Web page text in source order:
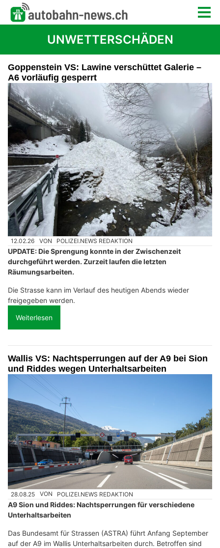
UNWETTERSCHÄDEN
Goppenstein VS: Lawine verschüttet Galerie –
A6 vorläufig gesperrt
12.02.26 VON POLIZEI.NEWS REDAKTION
UPDATE: Die Sprengung konnte in der Zwischenzeit
durchgeführt werden. Zurzeit laufen die letzten
Räumungsarbeiten.
Die Strasse kann im Verlauf des heutigen Abends wieder
freigegeben werden.
Weiterlesen
Wallis VS: Nachtsperrungen auf der A9 bei Sion
und Riddes wegen Unterhaltsarbeiten
28.08.25 VON POLIZEI.NEWS REDAKTION
A9 Sion und Riddes: Nachtsperrungen für verschiedene
Unterhaltsarbeiten
Das Bundesamt für Strassen (ASTRA) führt Anfang September
auf der A9 im Wallis Unterhaltsarbeiten durch. Betroffen sind